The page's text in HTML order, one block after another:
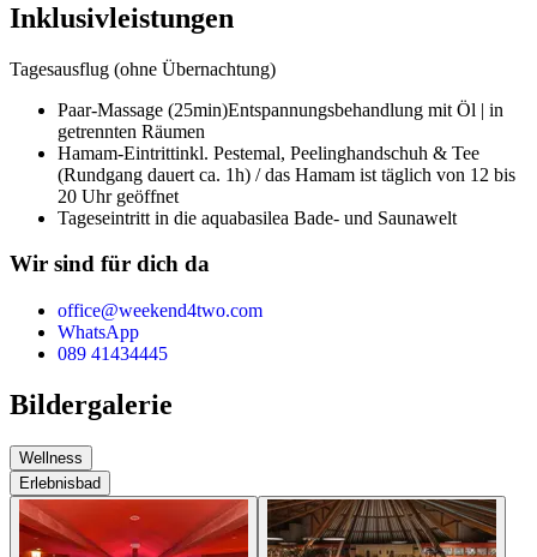
Inklusivleistungen
Tagesausflug (ohne Übernachtung)
Paar-Massage (25min)Entspannungsbehandlung mit Öl | in
getrennten Räumen
Hamam-Eintrittinkl. Pestemal, Peelinghandschuh & Tee
(Rundgang dauert ca. 1h) / das Hamam ist täglich von 12 bis
20 Uhr geöffnet
Tageseintritt in die aquabasilea Bade- und Saunawelt
Wir sind für dich da
office@weekend4two.com
WhatsApp
089 41434445
Bildergalerie
Wellness
Erlebnisbad